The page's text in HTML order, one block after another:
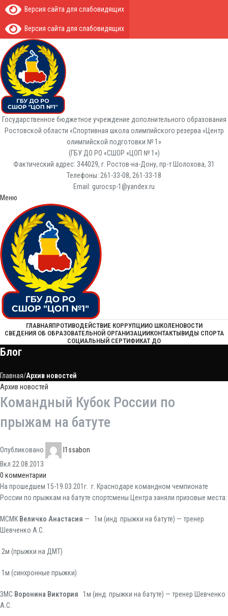
Версия сайта для слабовидящих
Версия сайта для слабовидящих
Государственное бюджетное учреждение дополнительного образования
Ростовской области «Спортивная школа олимпийского резерва «Центр
олимпийской подготовки № 1»
(ГБУ ДО РО «СШОР «ЦОП № 1»)
Фактический адрес: 344029, г. Ростов-на-Дону, пр-т Шолохова, 31
Телефоны: 261-33-08, 261-33-18
Email: gurocsp-1@yandex.ru
Меню
ГЛАВНАЯПРОТИВОДЕЙСТВИЕ КОРРУПЦИИО ШКОЛЕНОВОСТИ
СВЕДЕНИЯ ОБ ОБРАЗОВАТЕЛЬНОЙ ОРГАНИЗАЦИИКОНТАКТЫВИДЫ СПОРТА
СОЦИАЛЬНЫЙ СЕРТИФИКАТ ДО
Блог
Главная Архив новостей
Архив новостей
Командный Кубок России по
прыжам на батуте
Опубликовано
l1ssabon
Вкл 22.08.2013
0 комментарии
На прошедшем 15-19.03.201г. г. Краснодаре командном чемпионате
России по прыжкам на батуте спортсмены Центра заняли призовые места:
МСМК Величко Анастасия —
1м.(инд. прыжки на батуте) — тренер
Шевченко А.С.
2м (прыжки на ДМТ)
1м (синхронные прыжки)
ЗМС Воронина Виктория
1м (инд. прыжки на батуте) — тренер Шевченко
А.С.